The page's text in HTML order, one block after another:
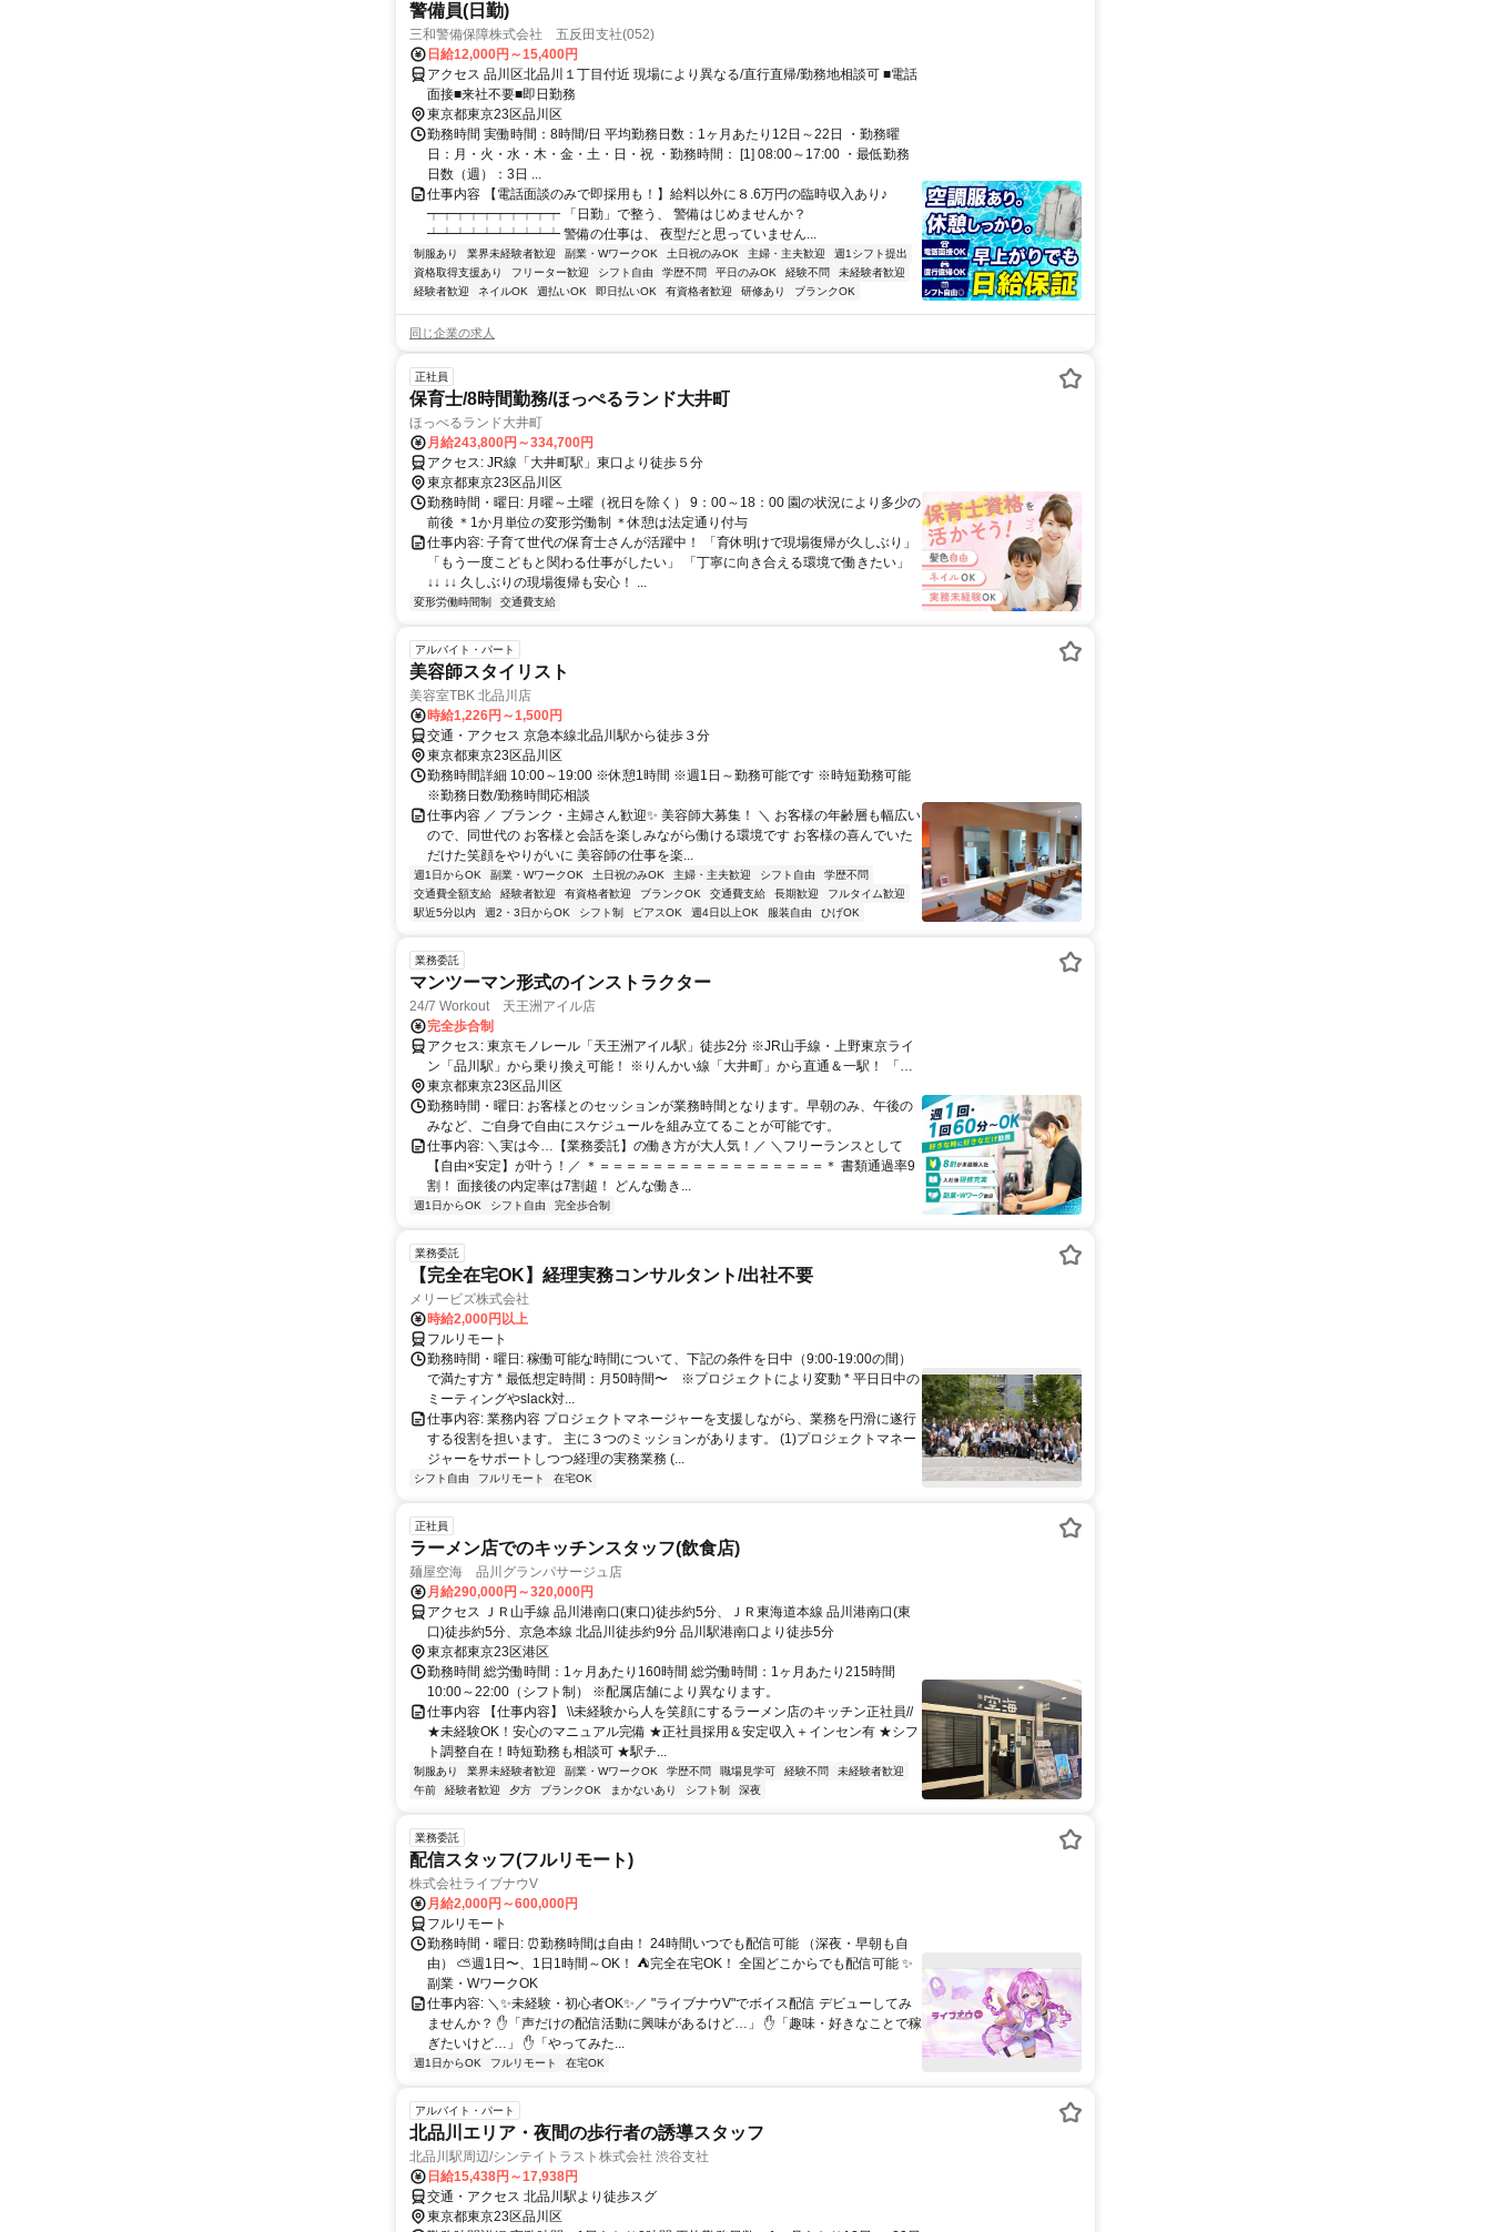
警備員(日勤)
三和警備保障株式会社 五反田支社(052)
日給12,000円～15,400円
アクセス 品川区北品川１丁目付近 現場により異なる/直行直帰/勤務地相談可 ■電話
面接■来社不要■即日勤務
東京都東京23区品川区
勤務時間 実働時間：8時間/日 平均勤務日数：1ヶ月あたり12日～22日 ・勤務曜
日：月・火・水・木・金・土・日・祝 ・勤務時間： [1] 08:00～17:00 ・最低勤務
日数（週）：3日 ...
仕事内容 【電話面談のみで即採用も！】給料以外に８.6万円の臨時収入あり♪
┯┯┯┯┯┯┯┯┯┯ 「日勤」で整う、 警備はじめませんか？
┷┷┷┷┷┷┷┷┷┷ 警備の仕事は、 夜型だと思っていません...
制服あり 業界未経験者歓迎 副業・WワークOK 土日祝のみOK 主婦・主夫歓迎
週1シフト提出
資格取得支援あり
フリーター歓迎 シフト自由 学歴不問 平日のみOK 経験不問
未経験者歓迎
経験者歓迎
ネイルOK 週払いOK 即日払いOK 有資格者歓迎 研修あり ブランクOK
同じ企業の求人
正社員
保育士/8時間勤務/ほっぺるランド大井町
ほっぺるランド大井町
月給243,800円～334,700円
アクセス: JR線「大井町駅」東口より徒歩５分
東京都東京23区品川区
勤務時間・曜日: 月曜～土曜（祝日を除く） 9：00～18：00 園の状況により多少の
前後 ＊1か月単位の変形労働制 ＊休憩は法定通り付与
仕事内容: 子育て世代の保育士さんが活躍中！ 「育休明けで現場復帰が久しぶり」
「もう一度こどもと関わる仕事がしたい」 「丁寧に向き合える環境で働きたい」
↓↓ ↓↓ 久しぶりの現場復帰も安心！ ...
変形労働時間制 交通費支給
アルバイト・パート
美容師スタイリスト
美容室TBK 北品川店
時給1,226円～1,500円
交通・アクセス 京急本線北品川駅から徒歩３分
東京都東京23区品川区
勤務時間詳細 10:00～19:00 ※休憩1時間 ※週1日～勤務可能です ※時短勤務可能
※勤務日数/勤務時間応相談
仕事内容 ／ ブランク・主婦さん歓迎✨ 美容師大募集！ ＼ お客様の年齢層も幅広い
ので、同世代の お客様と会話を楽しみながら働ける環境です お客様の喜んでいた
だけた笑顔をやりがいに 美容師の仕事を楽...
週1日からOK 副業・WワークOK 土日祝のみOK 主婦・主夫歓迎 シフト自由
学歴不問
交通費全額支給
経験者歓迎 有資格者歓迎 ブランクOK 交通費支給 長期歓迎
フルタイム歓迎
駅近5分以内
週2・3日からOK シフト制 ピアスOK 週4日以上OK 服装自由 ひげOK
業務委託
マンツーマン形式のインストラクター
24/7 Workout 天王洲アイル店
完全歩合制
アクセス: 東京モノレール「天王洲アイル駅」徒歩2分 ※JR山手線・上野東京ライ
ン「品川駅」から乗り換え可能！ ※りんかい線「大井町」から直通＆一駅！ 「品
川駅」からもバス利用で直通！ ＜バス利用でさらに快適！＞ ●JR品川駅 港南口
（東口）発⇒ 都営バス［品96乙］ 行先：りんかい線 天王洲アイル駅前 行 「天王
洲アイル（シーフォートスクエア）」下車すぐ ※所要時間：約10分 ●大井町駅東
口 ⇒都営バス［井96］ 「天王洲アイル」下車（徒歩数分圏）
東京都東京23区品川区
勤務時間・曜日: お客様とのセッションが業務時間となります。早朝のみ、午後の
みなど、ご自身で自由にスケジュールを組み立てることが可能です。
仕事内容: ＼実は今…【業務委託】の働き方が大人気！／ ＼フリーランスとして
【自由×安定】が叶う！／ ＊＝＝＝＝＝＝＝＝＝＝＝＝＝＝＝＝＝＊ 書類通過率9
割！ 面接後の内定率は7割超！ どんな働き...
週1日からOK シフト自由 完全歩合制
業務委託
【完全在宅OK】経理実務コンサルタント/出社不要
メリービズ株式会社
時給2,000円以上
フルリモート
勤務時間・曜日: 稼働可能な時間について、下記の条件を日中（9:00-19:00の間）
で満たす方 * 最低想定時間：月50時間〜 ※プロジェクトにより変動 * 平日日中の
ミーティングやslack対...
仕事内容: 業務内容 プロジェクトマネージャーを支援しながら、業務を円滑に遂行
する役割を担います。 主に３つのミッションがあります。 (1)プロジェクトマネー
ジャーをサポートしつつ経理の実務業務 (...
シフト自由 フルリモート 在宅OK
正社員
ラーメン店でのキッチンスタッフ(飲食店)
麺屋空海 品川グランパサージュ店
月給290,000円～320,000円
アクセス ＪＲ山手線 品川港南口(東口)徒歩約5分、ＪＲ東海道本線 品川港南口(東
口)徒歩約5分、京急本線 北品川徒歩約9分 品川駅港南口より徒歩5分
東京都東京23区港区
勤務時間 総労働時間：1ヶ月あたり160時間 総労働時間：1ヶ月あたり215時間
10:00～22:00（シフト制） ※配属店舗により異なります。
仕事内容 【仕事内容】 \\未経験から人を笑顔にするラーメン店のキッチン正社員//
★未経験OK！安心のマニュアル完備 ★正社員採用＆安定収入＋インセン有 ★シフ
ト調整自在！時短勤務も相談可 ★駅チ...
制服あり 業界未経験者歓迎 副業・WワークOK 学歴不問 職場見学可 経験不問
未経験者歓迎
午前
経験者歓迎 夕方 ブランクOK まかないあり シフト制 深夜
業務委託
配信スタッフ(フルリモート)
株式会社ライブナウV
月給2,000円～600,000円
フルリモート
勤務時間・曜日: ⏰勤務時間は自由！ 24時間いつでも配信可能 （深夜・早朝も自
由） ⛅週1日〜、1日1時間～OK！ ⛺完全在宅OK！ 全国どこからでも配信可能 ✨
副業・WワークOK
仕事内容: ＼✨未経験・初心者OK✨／ "ライブナウV"でボイス配信 デビューしてみ
ませんか？ ✋「声だけの配信活動に興味があるけど…」 ✋「趣味・好きなことで稼
ぎたいけど…」 ✋「やってみた...
週1日からOK フルリモート 在宅OK
アルバイト・パート
北品川エリア・夜間の歩行者の誘導スタッフ
北品川駅周辺/シンテイトラスト株式会社 渋谷支社
日給15,438円～17,938円
交通・アクセス 北品川駅より徒歩スグ
東京都東京23区品川区